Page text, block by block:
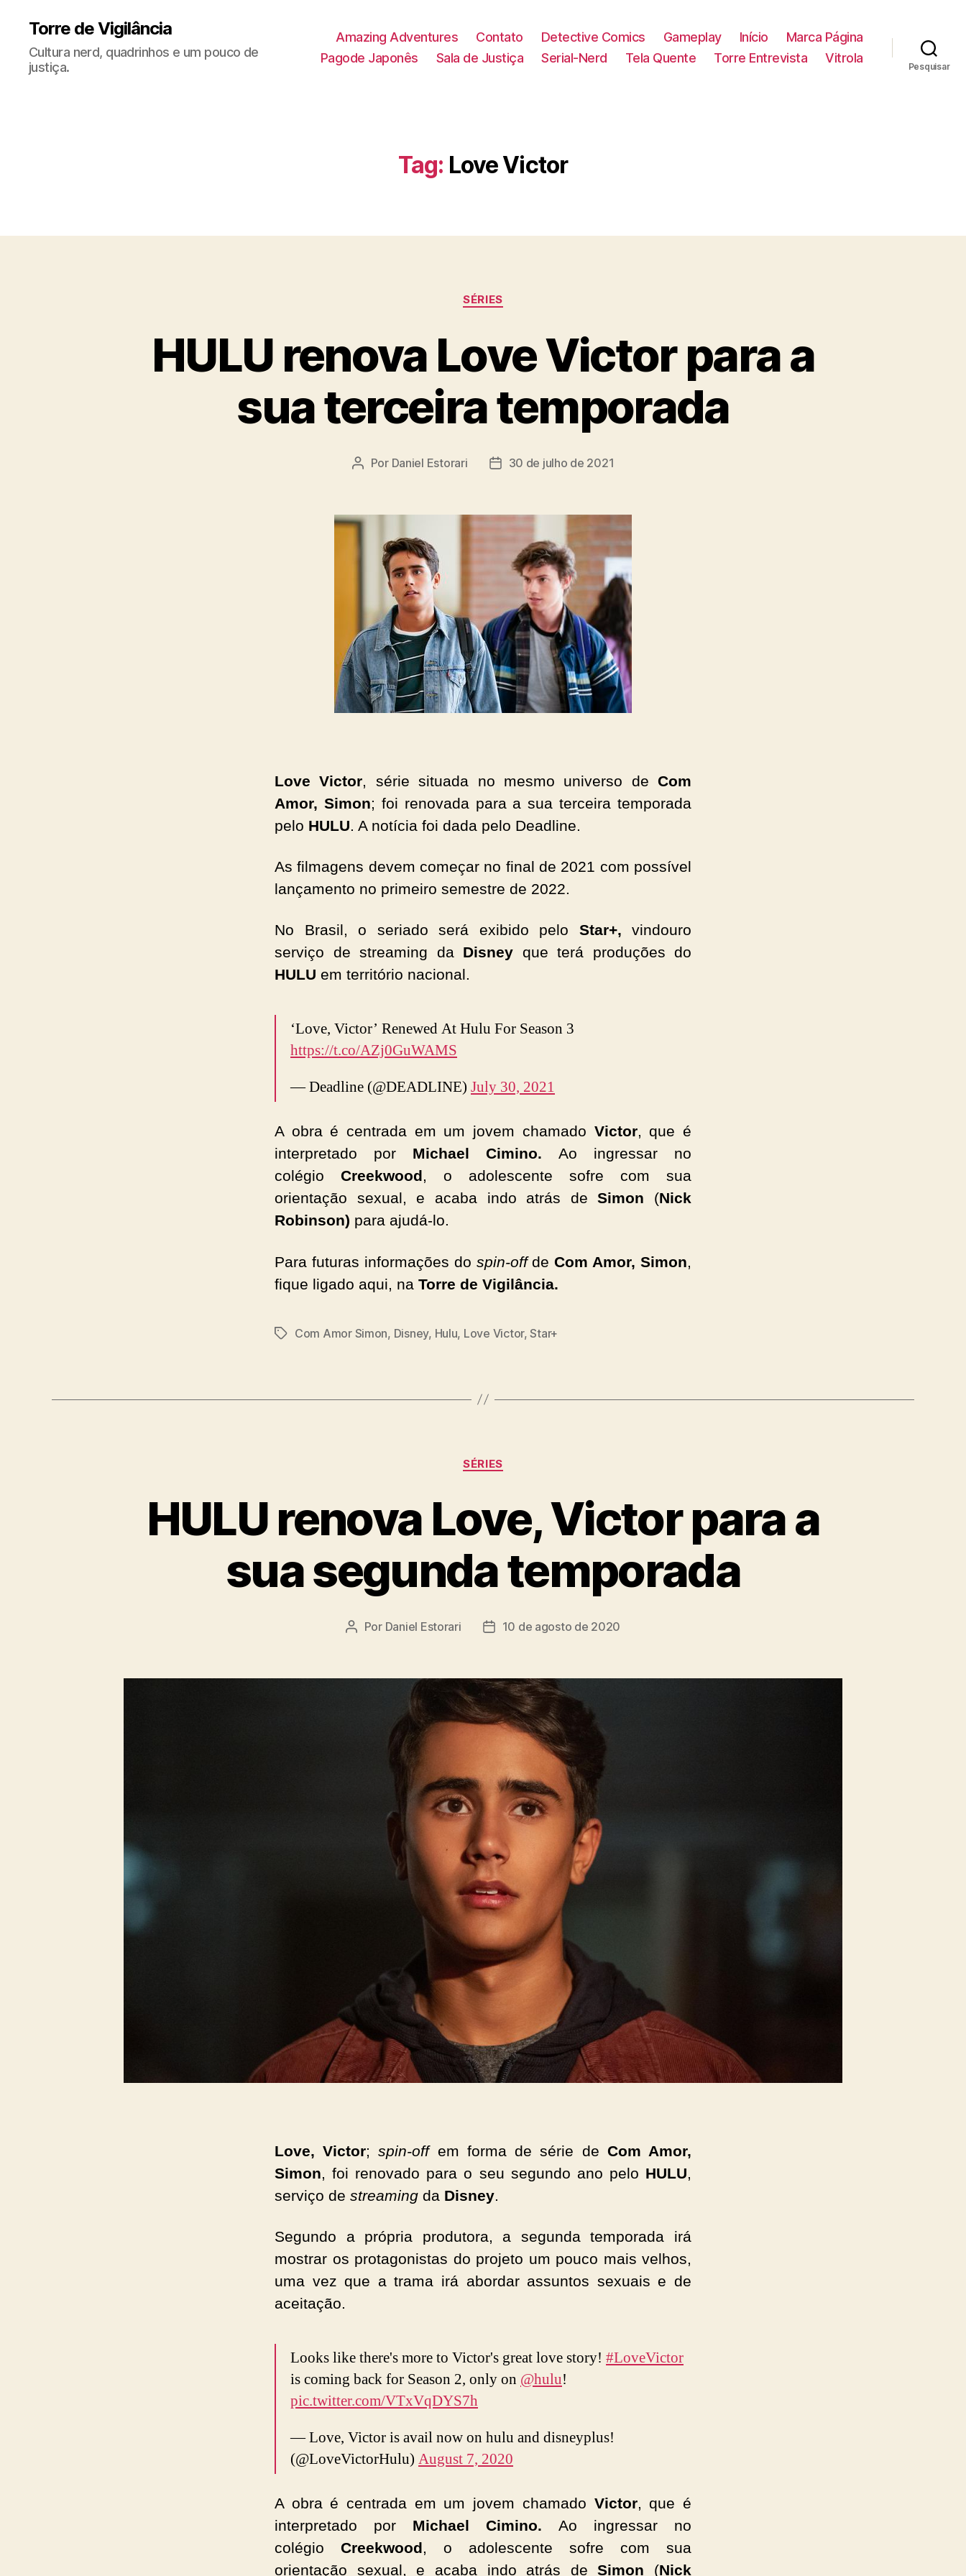
Torre de Vigilância
Cultura nerd, quadrinhos e um pouco de
justiça.
Amazing Adventures Contato Detective Comics Gameplay Início
Marca Página
Pagode Japonês
Sala de Justiça Serial-Nerd Tela Quente Torre Entrevista Vitrola
Pesquisar
Tag: Love Victor
Categorias
SÉRIES
HULU renova Love Victor para a
sua terceira temporada
Autor
Por Daniel Estorari
Data30 de julho de 2021
Love Victor , série situada no mesmo universo de Com
Amor, Simon; foi renovada para a sua terceira temporada
pelo HULU . A notícia foi dada pelo Deadline.
As filmagens devem começar no final de 2021 com possível
lançamento no primeiro semestre de 2022.
No Brasil, o seriado será exibido pelo Star+, vindouro
serviço de streaming da Disney que terá produções do
HULU em território nacional.
‘Love, Victor’ Renewed At Hulu For Season 3
https://t.co/AZj0GuWAMS
— Deadline (@DEADLINE) July 30, 2021
A obra é centrada em um jovem chamado Victor, que é
interpretado por Michael Cimino. Ao ingressar no
colégio Creekwood, o adolescente sofre com sua
orientação sexual, e acaba indo atrás deSimon (Nick
Robinson) para ajudá-lo.
Para futuras informações do spin-offdeCom Amor, Simon
fique ligado aqui, na Torre de Vigilância.
TagsCom Amor Simon, Disney, Hulu, Love Victor,Star+
Categorias
SÉRIES
HULU renova Love, Victor para a
sua segunda temporada
Autor
Por Daniel Estorari
Data10 de agosto de 2020
Love, Victor;spin-offem forma de série de Com Amor,
Simon , foi renovado para o seu segundo ano pelo HULU
serviço de streaming da Disney
Segundo a própria produtora, a segunda temporada irá
mostrar os protagonistas do projeto um pouco mais velhos,
uma vez que a trama irá abordar assuntos sexuais e de
aceitação.
Looks like there's more to Victor's great love story! #LoveVictor
is coming back for Season 2, only on @hulu!
pic.twitter.com/VTxVqDYS7h
— Love, Victor is avail now on hulu and disneyplus!
(@LoveVictorHulu) August 7, 2020
A obra é centrada em um jovem chamado Victor, que é
interpretado por Michael Cimino. Ao ingressar no
colégio Creekwood, o adolescente sofre com sua
orientação sexual, e acaba indo atrás deSimon (Nick